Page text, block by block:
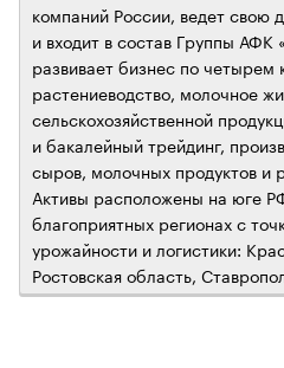
компаний России, ведет свою
и входит в состав Группы АФК
развивает бизнес по
растениеводство, молочное
сельскохозяйственной
и бакалейный трейдинг,
сыров, молочных продуктов и
Активы расположены на юге
благоприятных регионах с
урожайности и логистики:
Ростовская область,